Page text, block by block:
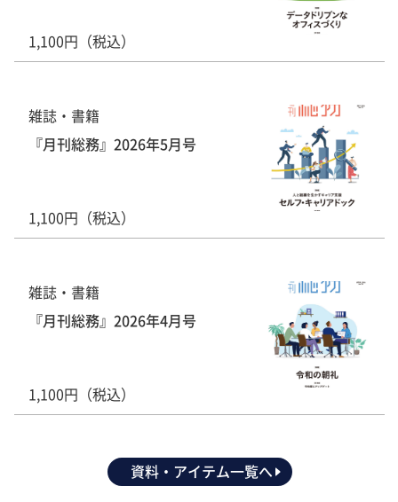
1,100円（税込）
雑誌・書籍
『月刊総務』2026年5月号
1,100円（税込）
雑誌・書籍
『月刊総務』2026年4月号
1,100円（税込）
資料・アイテム一覧へ